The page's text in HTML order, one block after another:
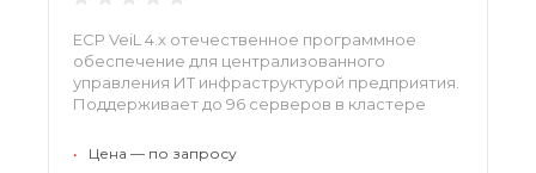
ECP VeiL 4.x отечественное программное
обеспечение для централизованного
управления ИТ инфраструктурой предприятия.
Поддерживает до 96 серверов в кластере
• Цена — по запросу